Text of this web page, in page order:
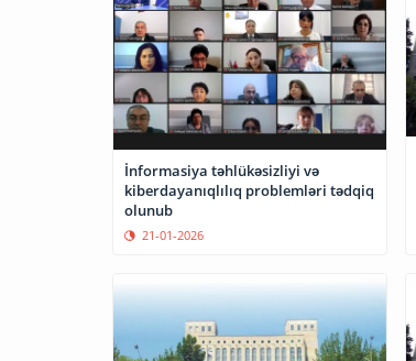
İnformasiya təhlükəsizliyi və
kiberdayanıqlılıq problemləri tədqiq
olunub
21-01-2026